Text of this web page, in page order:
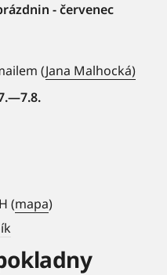
- červenec
(Jana Malhocká)
(mapa)